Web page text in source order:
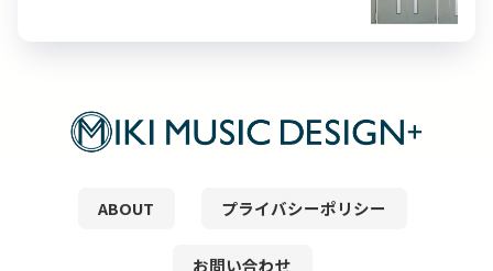
ABOUT プライバシーポリシー
お問い合わせ